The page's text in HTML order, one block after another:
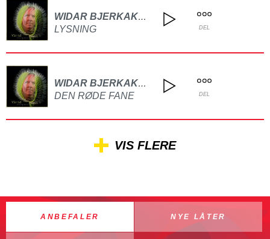
WIDAR BJERKAKER
LYSNING DEL
WIDAR BJERKAKER
DEN RØDE FANE DEL
VIS FLERE
ANBEFALER NYE LÅTER